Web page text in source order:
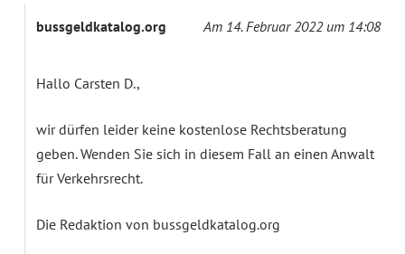
bussgeldkatalog.org Am 14. Februar 2022 um 14:08
Hallo Carsten D.,
wir dürfen leider keine kostenlose Rechtsberatung
geben. Wenden Sie sich in diesem Fall an einen Anwalt
für Verkehrsrecht.
Die Redaktion von bussgeldkatalog.org